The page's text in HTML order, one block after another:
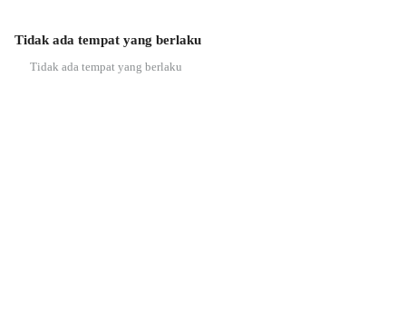
Tidak ada tempat yang berlaku
Tidak ada tempat yang berlaku